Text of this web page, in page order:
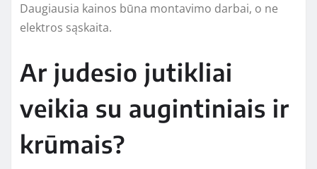
Daugiausia kainos būna montavimo darbai, o ne
elektros sąskaita.
Ar judesio jutikliai
veikia su augintiniais ir
krūmais?